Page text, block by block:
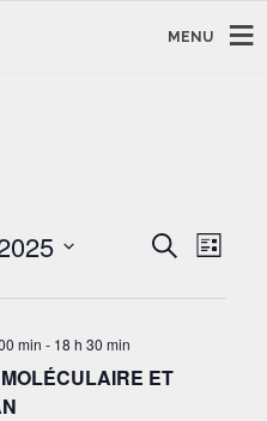
MENU
Recherche
DE
Liste
min - 18 h 30 min
ET